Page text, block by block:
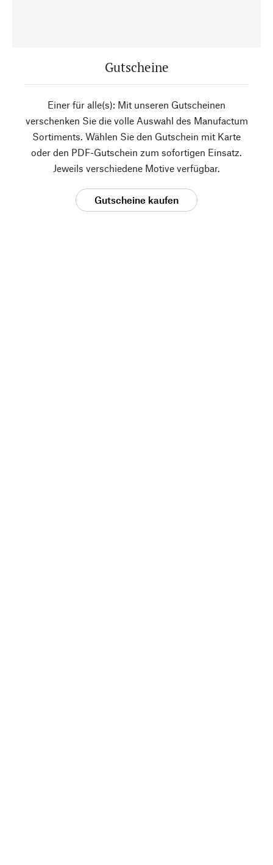
Gutscheine
Einer für alle(s): Mit unseren Gutscheinen
verschenken Sie die volle Auswahl des Manufactum
Sortiments. Wählen Sie den Gutschein mit Karte
oder den PDF-Gutschein zum sofortigen Einsatz.
Jeweils verschiedene Motive verfügbar.
Gutscheine kaufen